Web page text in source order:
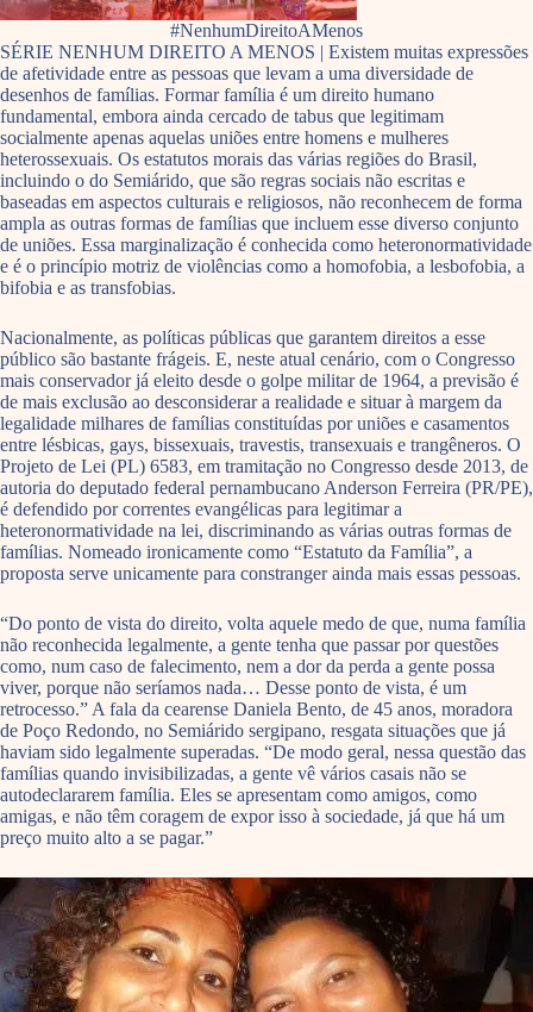
#NenhumDireitoAMenos
SÉRIE NENHUM DIREITO A MENOS | Existem muitas expressões
de afetividade entre as pessoas que levam a uma diversidade de
desenhos de famílias. Formar família é um direito humano
fundamental, embora ainda cercado de tabus que legitimam
socialmente apenas aquelas uniões entre homens e mulheres
heterossexuais. Os estatutos morais das várias regiões do Brasil,
incluindo o do Semiárido, que são regras sociais não escritas e
baseadas em aspectos culturais e religiosos, não reconhecem de forma
ampla as outras formas de famílias que incluem esse diverso conjunto
de uniões. Essa marginalização é conhecida como heteronormatividade
e é o princípio motriz de violências como a homofobia, a lesbofobia, a
bifobia e as transfobias.
Nacionalmente, as políticas públicas que garantem direitos a esse
público são bastante frágeis. E, neste atual cenário, com o Congresso
mais conservador já eleito desde o golpe militar de 1964, a previsão é
de mais exclusão ao desconsiderar a realidade e situar à margem da
legalidade milhares de famílias constituídas por uniões e casamentos
entre lésbicas, gays, bissexuais, travestis, transexuais e trangêneros. O
Projeto de Lei (PL) 6583, em tramitação no Congresso desde 2013, de
autoria do deputado federal pernambucano Anderson Ferreira (PR/PE),
é defendido por correntes evangélicas para legitimar a
heteronormatividade na lei, discriminando as várias outras formas de
famílias. Nomeado ironicamente como “Estatuto da Família”, a
proposta serve unicamente para constranger ainda mais essas pessoas.
“Do ponto de vista do direito, volta aquele medo de que, numa família
não reconhecida legalmente, a gente tenha que passar por questões
como, num caso de falecimento, nem a dor da perda a gente possa
viver, porque não seríamos nada… Desse ponto de vista, é um
retrocesso.” A fala da cearense Daniela Bento, de 45 anos, moradora
de Poço Redondo, no Semiárido sergipano, resgata situações que já
haviam sido legalmente superadas. “De modo geral, nessa questão das
famílias quando invisibilizadas, a gente vê vários casais não se
autodeclararem família. Eles se apresentam como amigos, como
amigas, e não têm coragem de expor isso à sociedade, já que há um
preço muito alto a se pagar.”